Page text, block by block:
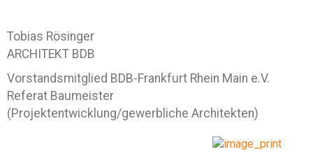
Tobias Rösinger
ARCHITEKT BDB
Vorstandsmitglied BDB-Frankfurt Rhein Main e.V.
Referat Baumeister
(Projektentwicklung/gewerbliche Architekten)